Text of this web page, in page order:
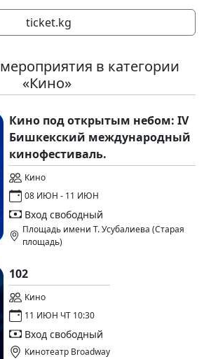
ticket.kg
в категории
«Кино»
Кино под открытым небом: IV
Бишкекский международный
кинофестиваль.
Кино
08 ИЮН - 11 ИЮН
Вход свободный
Площадь имени Т. Усубалиева (Старая
площадь)
102
Кино
11 ИЮН ЧТ 10:30
Вход свободный
Кинотеатр Broadway